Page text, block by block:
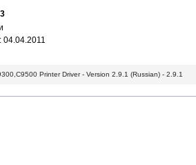
04.04.2011
Printer Driver - Version 2.9.1 (Russian) - 2.9.1